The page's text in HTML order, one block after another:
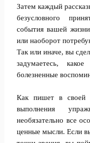
Затем каждый
безусловного
события вашей
или наоборот
Так или иначе, вы
задумаетесь,
болезненные
Как пишет в своей
выполнения
необязательно все
ценные мысли. Если